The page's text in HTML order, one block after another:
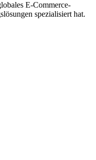
E-Commerce-
spezialisiert hat.